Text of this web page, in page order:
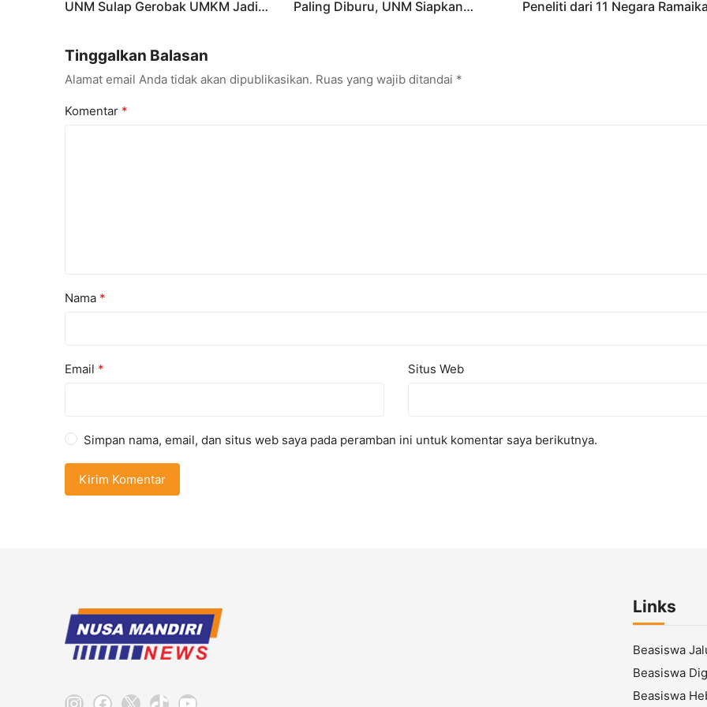
UNM Sulap Gerobak UMKM Jadi
Paling Diburu, UNM Siapkan
Peneliti dari 11 Negara
Tinggalkan Balasan
Alamat email Anda tidak akan dipublikasikan. Ruas yang wajib ditandai *
Komentar *
Nama *
Email * Situs Web
Simpan nama, email, dan situs web saya pada peramban ini untuk komentar saya berikutnya.
Instagram
Facebook
X TikTokYouTube
Links
Beasiswa
Beasiswa
Beasiswa